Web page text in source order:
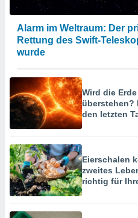
Alarm im Weltraum: Der
Rettung des Swift-
wurde
Wird die
überstehen?
den letzten
Eierschalen
zweites
richtig für